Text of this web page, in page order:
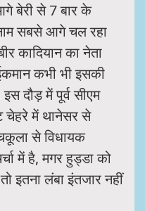
बेरी से 7 बार के
सबसे आगे चल रहा
कादियान का नेता
कभी भी इसकी
दौड़ में पूर्व सीएम
चेहरे में थानेसर से
से विधायक
में है, मगर हुड्डा को
इतना लंबा इंतजार नहीं